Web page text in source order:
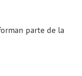
parte de la